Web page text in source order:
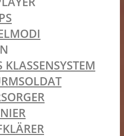
KLASSENSYSTEM